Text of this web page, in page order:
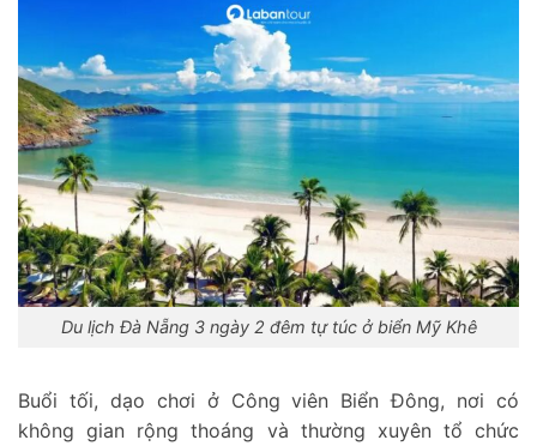
Du lịch Đà Nẵng 3 ngày 2 đêm tự túc ở biển Mỹ Khê
Buổi tối, dạo chơi ở Công viên Biển Đông, nơi có
không gian rộng thoáng và thường xuyên tổ chức